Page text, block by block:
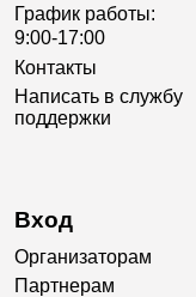
График работы:
9:00-17:00
Контакты
Написать в службу
поддержки
Вход
Организаторам
Партнерам